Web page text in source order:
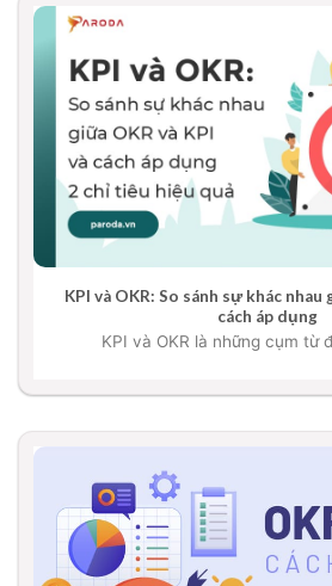
KPI và OKR: So sánh sự khác nhau
cách áp dụng
KPI và OKR là những cụm từ